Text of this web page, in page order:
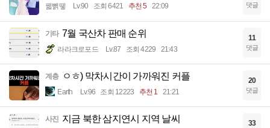
꿻뻵뗗 Lv.90 조회 6421 추천 5 22:09 댓글
기타 7월 국산차 판매 순위
라라크로포드 Lv.87 조회 4229 21:43
11
댓글
계층 ㅇㅎ) 막차시간이 가까워진 커플
Earth Lv.96 조회 12223 추천 1 21:21
20
댓글
사진 지금 북한 삼지연시 지역 날씨 33